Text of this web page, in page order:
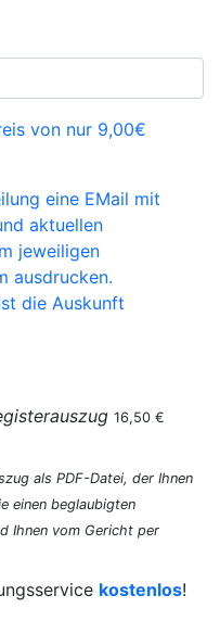
von nur 9,00€
eine EMail mit
aktuellen
jeweiligen
ausdrucken.
die Auskunft
16,50 €
als PDF-Datei, der Ihnen
einen beglaubigten
Ihnen vom Gericht per
kostenlos!